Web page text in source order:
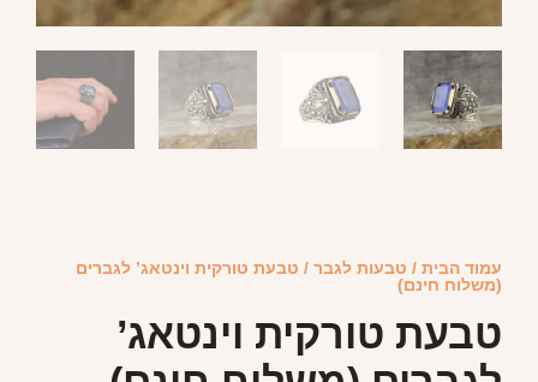
עמוד הבית / טבעות לגבר / טבעת טורקית וינטאג’ לגברים
(משלוח חינם)
טבעת טורקית וינטאג’